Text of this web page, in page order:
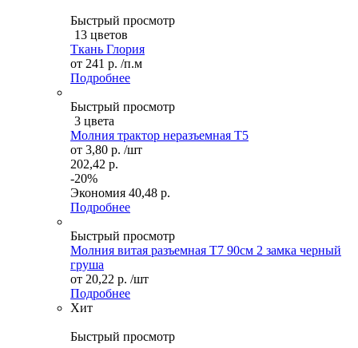
Быстрый просмотр
13 цветов
Ткань Глория
от 241 р. /п.м
Подробнее
Быстрый просмотр
3 цвета
Молния трактор неразъемная Т5
от 3,80 р. /шт
202,42 р.
-20%
Экономия 40,48 р.
Подробнее
Быстрый просмотр
Молния витая разъемная Т7 90см 2 замка черный
груша
от 20,22 р. /шт
Подробнее
Хит
Быстрый просмотр